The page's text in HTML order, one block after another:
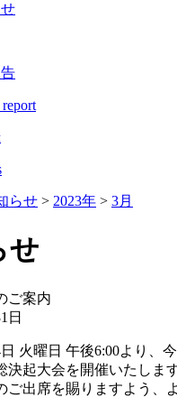
らせ > 2023年 > 3月
せ
ご案内
日
火曜日 午後6:00より、
決起大会を開催いたします
ご出席を賜りますよう、